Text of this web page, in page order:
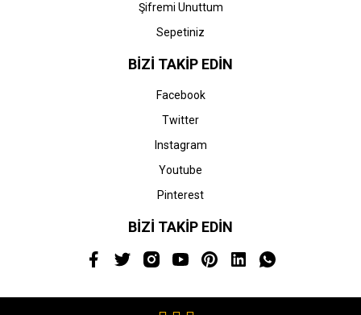
Şifremi Unuttum
Sepetiniz
BİZİ TAKİP EDİN
Facebook
Twitter
Instagram
Youtube
Pinterest
BİZİ TAKİP EDİN